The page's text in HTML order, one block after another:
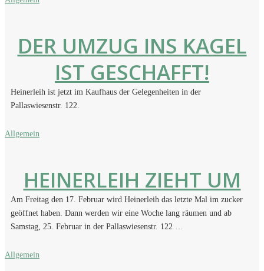
DER UMZUG INS KAGEL
IST GESCHAFFT!
Heinerleih ist jetzt im Kaufhaus der Gelegenheiten in der
Pallaswiesenstr. 122.
Allgemein
HEINERLEIH ZIEHT UM
Am Freitag den 17. Februar wird Heinerleih das letzte Mal im zucker
geöffnet haben. Dann werden wir eine Woche lang räumen und ab
Samstag, 25. Februar in der Pallaswiesenstr. 122 …
Allgemein